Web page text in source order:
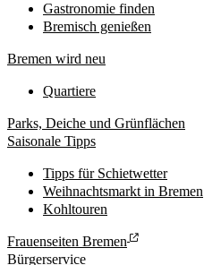
Gastronomie finden
Bremisch genießen
Bremen wird neu
Quartiere
Parks, Deiche und Grünflächen
Saisonale Tipps
Tipps für Schietwetter
Weihnachtsmarkt in Bremen
Kohltouren
Frauenseiten Bremen
Bürgerservice